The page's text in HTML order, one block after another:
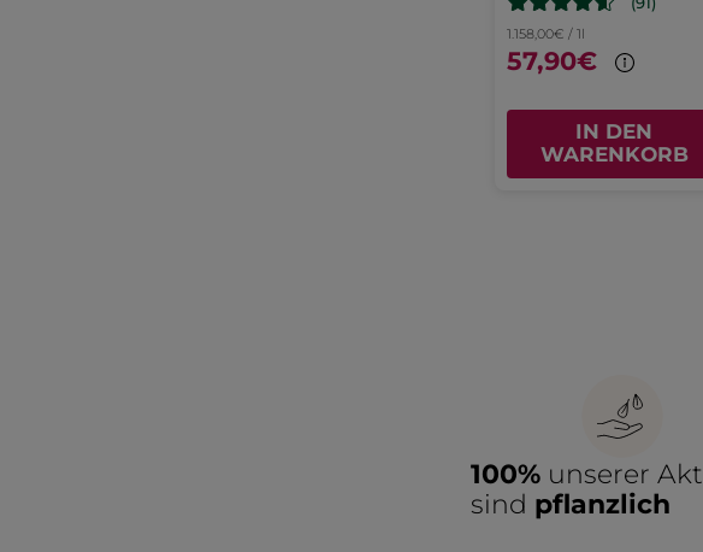
1.158,00€ / 1l
57,90€
IN DEN
WARENKORB
100%unserer
sind pflanzlich